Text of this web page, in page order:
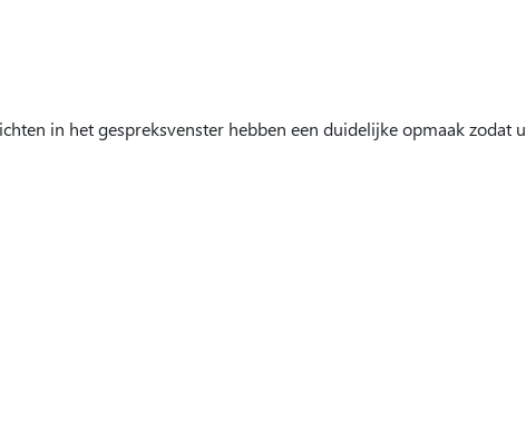
in het gespreksvenster hebben een duidelijke opmaak zodat u